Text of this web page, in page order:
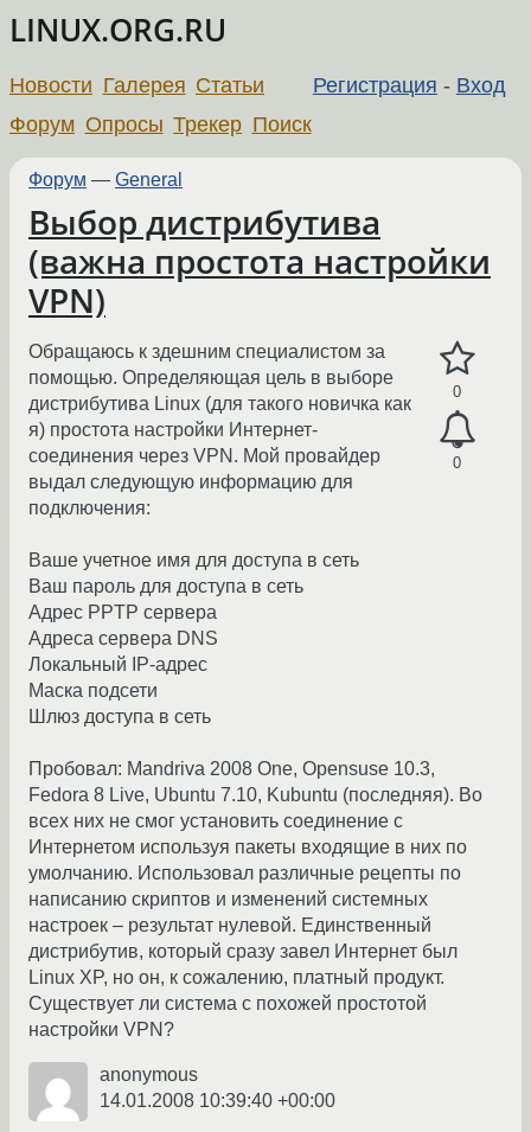
LINUX.ORG.RU
Регистрация - Вход
Новости Галерея Статьи
Форум Опросы Трекер Поиск
Форум — General
Выбор дистрибутива
(важна простота настройки
VPN)
0
0
Обращаюсь к здешним специалистом за
помощью. Определяющая цель в выборе
дистрибутива Linux (для такого новичка как
я) простота настройки Интернет-
соединения через VPN. Мой провайдер
выдал следующую информацию для
подключения:
Ваше учетное имя для доступа в сеть
Ваш пароль для доступа в сеть
Адрес PPTP сервера
Адреса сервера DNS
Локальный IP-адрес
Маска подсети
Шлюз доступа в сеть
Пробовал: Mandriva 2008 One, Opensuse 10.3,
Fedora 8 Live, Ubuntu 7.10, Kubuntu (последняя). Во
всех них не смог установить соединение с
Интернетом используя пакеты входящие в них по
умолчанию. Использовал различные рецепты по
написанию скриптов и изменений системных
настроек – результат нулевой. Единственный
дистрибутив, который сразу завел Интернет был
Linux XP, но он, к сожалению, платный продукт.
Существует ли система с похожей простотой
настройки VPN?
anonymous
14.01.2008 10:39:40 +00:00